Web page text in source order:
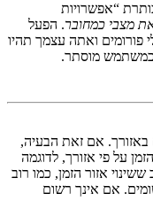
“אפשרויות
מצבי כמחובר. הפעל
פורומים ואתה עצמך תהיו
מוסתר.
באזורך. אם זאת הבעיה,
על פי אזורך, לדוגמה
ששינוי אזור הזמן, כמו רוב
אם אינך רשום